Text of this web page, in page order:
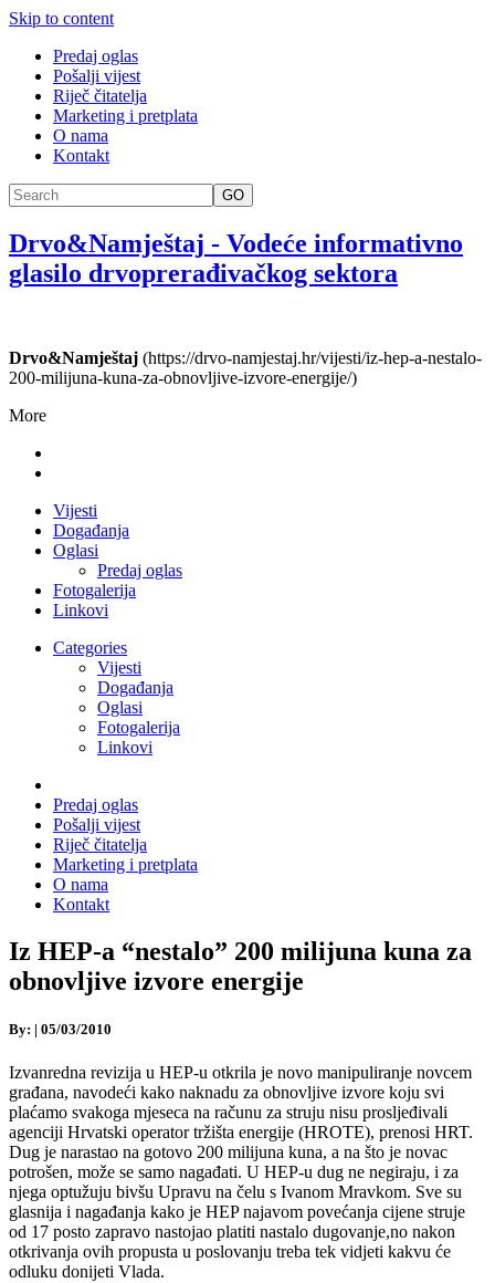
Skip to content
Predaj oglas
Pošalji vijest
Riječ čitatelja
Marketing i pretplata
O nama
Kontakt
GO
Drvo&Namještaj - Vodeće informativno
glasilo drvoprerađivačkog sektora
Drvo&Namještaj (https://drvo-namjestaj.hr/vijesti/iz-hep-a-nestalo-
200-milijuna-kuna-za-obnovljive-izvore-energije/)
More
Vijesti
Događanja
Oglasi
Predaj oglas
Fotogalerija
Linkovi
Categories
Vijesti
Događanja
Oglasi
Fotogalerija
Linkovi
Predaj oglas
Pošalji vijest
Riječ čitatelja
Marketing i pretplata
O nama
Kontakt
Iz HEP-a “nestalo” 200 milijuna kuna za
obnovljive izvore energije
By: | 05/03/2010
Izvanredna revizija u HEP-u otkrila je novo manipuliranje novcem
građana, navodeći kako naknadu za obnovljive izvore koju svi
plaćamo svakoga mjeseca na računu za struju nisu prosljeđivali
agenciji Hrvatski operator tržišta energije (HROTE), prenosi HRT.
Dug je narastao na gotovo 200 milijuna kuna, a na što je novac
potrošen, može se samo nagađati. U HEP-u dug ne negiraju, i za
njega optužuju bivšu Upravu na čelu s Ivanom Mravkom. Sve su
glasnija i nagađanja kako je HEP najavom povećanja cijene struje
od 17 posto zapravo nastojao platiti nastalo dugovanje,no nakon
otkrivanja ovih propusta u poslovanju treba tek vidjeti kakvu će
odluku donijeti Vlada.